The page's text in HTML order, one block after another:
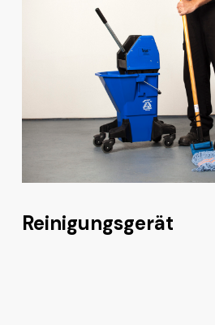
Reinigungsgerät